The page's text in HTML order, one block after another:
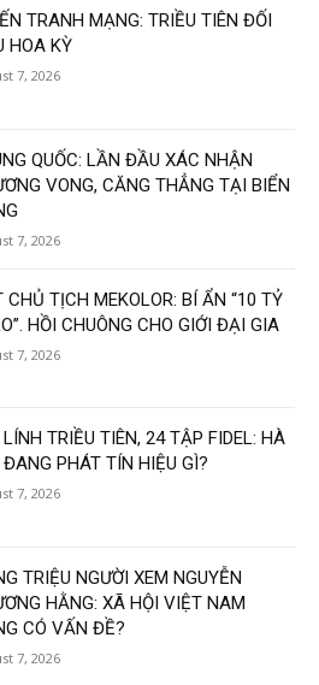
TRANH MẠNG: TRIỀU TIÊN ĐỐI
HOA KỲ
7, 2026
QUỐC: LẦN ĐẦU XÁC NHẬN
VONG, CĂNG THẲNG TẠI BIỂN
7, 2026
CHỦ TỊCH MEKOLOR: BÍ ẨN “10 TỶ
HỒI CHUÔNG CHO GIỚI ĐẠI GIA
7, 2026
TRIỀU TIÊN, 24 TẬP FIDEL: HÀ
ĐANG PHÁT TÍN HIỆU GÌ?
7, 2026
TRIỆU NGƯỜI XEM NGUYỄN
HẰNG: XÃ HỘI VIỆT NAM
CÓ VẤN ĐỀ?
7, 2026